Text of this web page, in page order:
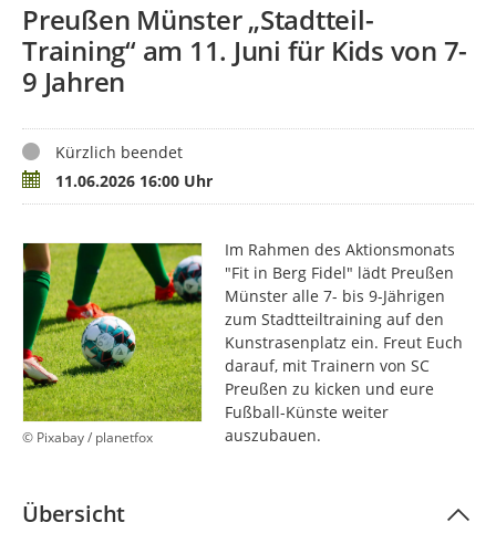
Preußen Münster „Stadtteil-
Training“ am 11. Juni für Kids von 7-
9 Jahren
StatusKürzlich beendet
Termin11.06.2026 16:00 Uhr
© Pixabay / planetfox
Im Rahmen des Aktionsmonats
"Fit in Berg Fidel" lädt Preußen
Münster alle 7- bis 9-Jährigen
zum Stadtteiltraining auf den
Kunstrasenplatz ein. Freut Euch
darauf, mit Trainern von SC
Preußen zu kicken und eure
Fußball-Künste weiter
auszubauen.
Übersicht